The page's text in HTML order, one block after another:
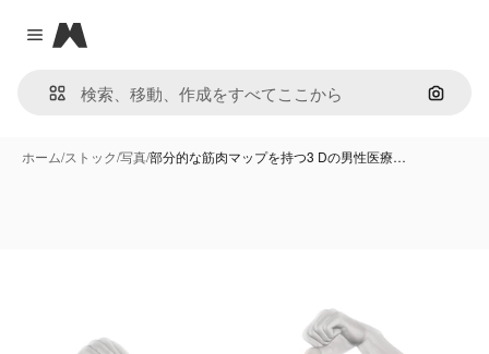
Close menu
Magnific
画像で
ホーム/ストック/写真/部分的な筋肉マップを持つ3 Dの男性医療…